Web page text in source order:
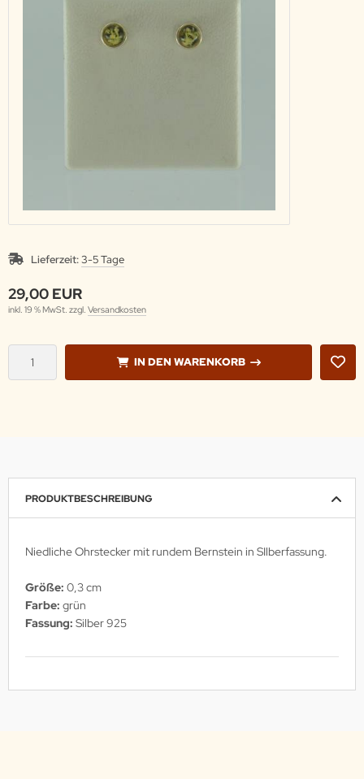
Lieferzeit:3-5 Tage
29,00 EUR
inkl. 19 % MwSt. zzgl. Versandkosten
IN DEN WARENKORB
PRODUKTBESCHREIBUNG
Niedliche Ohrstecker mit rundem Bernstein in SIlberfassung.
Größe: 0,3 cm
Farbe: grün
Fassung: Silber 925